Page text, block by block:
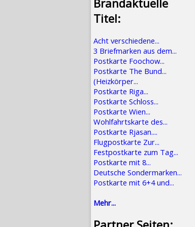
Brandaktuelle
Titel:
Acht verschiedene...
3 Briefmarken aus dem...
Postkarte Foochow...
Postkarte The Bund...
(Heizkörper...
Postkarte Riga...
Postkarte Schloss...
Postkarte Wien...
Wohlfahrtskarte des...
Postkarte Rjasan....
Flugpostkarte Zur...
Festpostkarte zum Tag...
Postkarte mit 8...
Deutsche Sondermarken...
Postkarte mit 6+4 und...
Mehr...